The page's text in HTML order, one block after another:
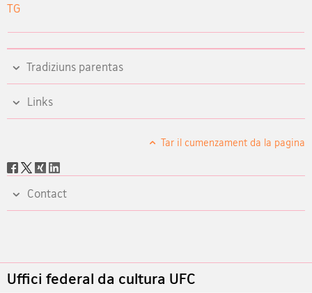
TG
Tradiziuns parentas
Links
Tar il cumenzament da la pagina
Social
Contact
Footer
Uffici federal da cultura UFC